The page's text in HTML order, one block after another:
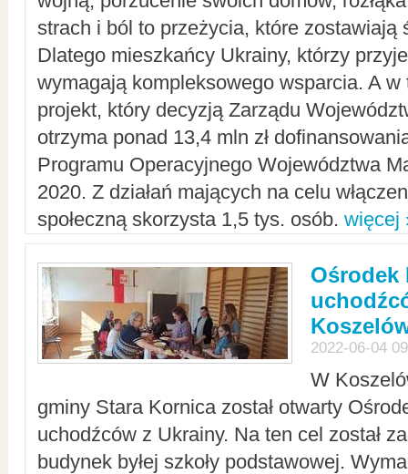
strach i ból to przeżycia, które zostawiają
Dlatego mieszkańcy Ukrainy, którzy
wymagają kompleksowego wsparcia. A w
projekt, który decyzją Zarządu
otrzyma ponad 13,4 mln zł
Programu Operacyjnego Województwa
2020. Z działań mających na celu
społeczną skorzysta 1,5 tys. osób. więcej
Ośrodek
2022-06-04
W
gminy Stara Kornica został otwarty
uchodźców z Ukrainy. Na ten cel został
budynek byłej szkoły podstawowej.